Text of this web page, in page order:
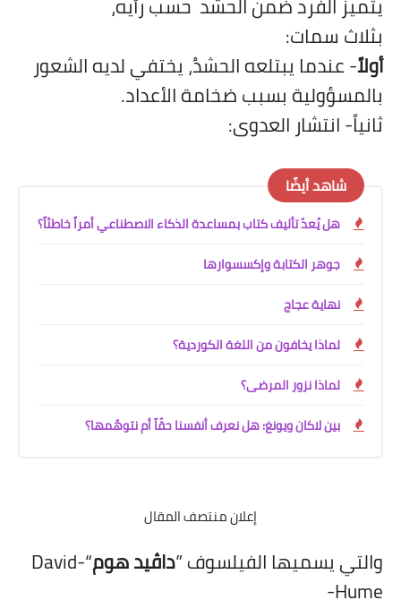
بثلاث سمات:
أولاً- عندما يبتلعه الحشدُ، يختفي لديه الشعور
بالمسؤولية بسبب ضخامة الأعداد.
ثانياً- انتشار العدوى:
شاهد أيضًا
هل يُعدّ تأليف كتاب بمساعدة الذكاء الاصطناعي أمراً خاطئاً؟
جوهر الكتابة وإكسسوارها
نهاية عجاج
لماذا يخافون من اللغة الكوردية؟
لماذا نزور المرضى؟
بين لاكان ويونغ: هل نعرف أنفسنا حقّاً أم نتوهّمها؟
إعلان منتصف المقال
والتي يسميها الفيلسوف ”داڤيد هوم “-David
Hume-